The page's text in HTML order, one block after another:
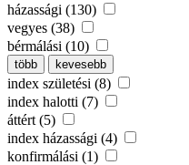
házassági (130)
vegyes (38)
bérmálási (10)
több kevesebb
index születési (8)
index halotti (7)
áttért (5)
index házassági (4)
konfirmálási (1)